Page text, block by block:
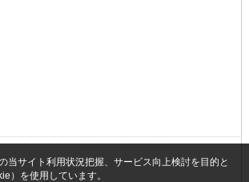
当サイト利用状況把握、サービス向上検討を目的と
）を使用しています。